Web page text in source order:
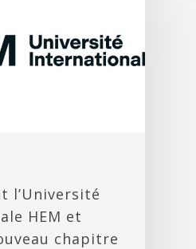
l’Université
HEM et
chapitre